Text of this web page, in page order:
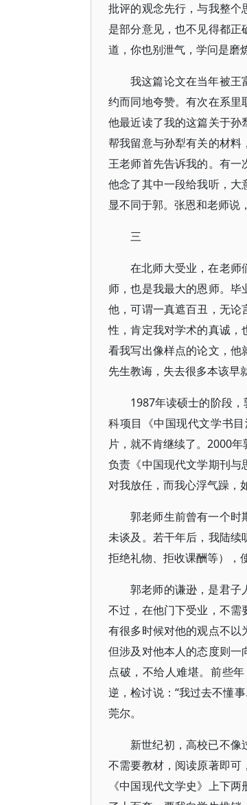
批评的观念先行，与我整个
是部分意见，也不见得都
道，你也别泄气，学问是磨
我这篇论文在当年被王
约而同地夸赞。有次在系里
他最近读了我的这篇关于孙
帮我留意与孙犁有关的材
王老师首先告诉我的。有一
他念了其中一段给我听，
显不同于郭。张恩和老师说
三
在北师大受业，在老师
师，也是我最大的恩师。
他，可谓一真遮百丑，无
性，肯定我对学术的真诚，
看我写出像样点的论文，
先生教诲，失去很多本该早
1987年读硕士的阶段
科项目《中国现代文学书
片，就不肯继续了。2000
负责《中国现代文学期刊
对我放任，而我心浮气躁，
郭老师生前曾有一个时
未谈及。若干年后，我陆
拒绝礼物、拒收课酬等），
郭老师的谦逊，是君子
不过，在他门下受业，不
有很多时候对他的观点不以
但涉及对他本人的态度则
点破，不给人难堪。前些
逆，检讨说：“我过去不懂
莞尔。
新世纪初，高校已不
不需要教材，阅读原著即
《中国现代文学史》上下